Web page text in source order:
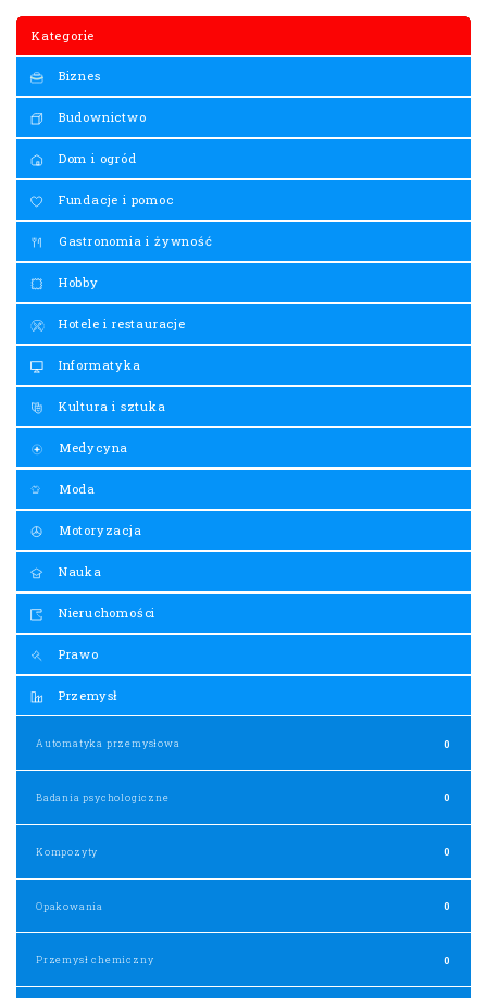
Kategorie
Biznes
Budownictwo
Dom i ogród
Fundacje i pomoc
Gastronomia i żywność
Hobby
Hotele i restauracje
Informatyka
Kultura i sztuka
Medycyna
Moda
Motoryzacja
Nauka
Nieruchomości
Prawo
Przemysł
Automatyka przemysłowa 0
Badania psychologiczne 0
Kompozyty 0
Opakowania 0
Przemysł chemiczny 0